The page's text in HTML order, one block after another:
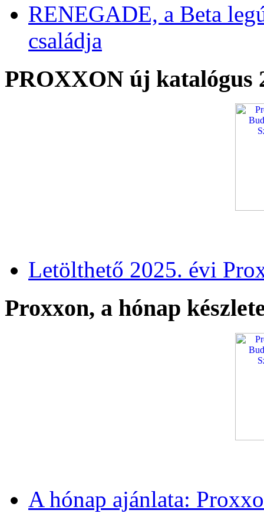
RENEGADE, a Beta
családja
PROXXON új katalógus
Letölthető 2025. évi
Proxxon, a hónap
A hónap ajánlata: